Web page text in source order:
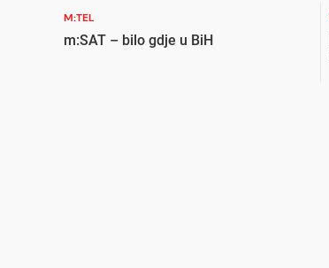
M:TEL
m:SAT – bilo gdje u BiH